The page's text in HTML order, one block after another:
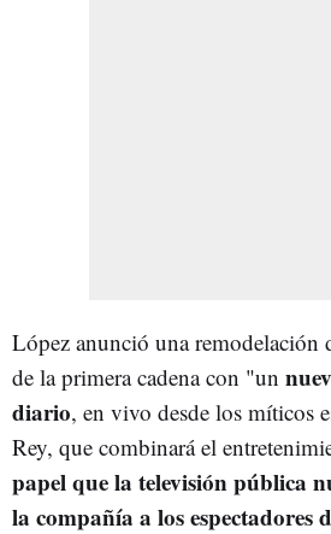
López anunció una remodelación
de la primera cadena con "un
diario, en vivo desde los míticos
Rey, que combinará el
papel que la televisión pública
la compañía a los espectadores